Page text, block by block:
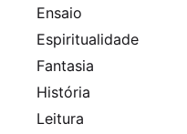
Ensaio
Espiritualidade
Fantasia
História
Leitura